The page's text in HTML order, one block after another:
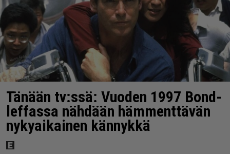
Tänään tv:ssä: Vuoden 1997 Bond-
leffassa nähdään hämmenttävän
nykyaikainen kännykkä